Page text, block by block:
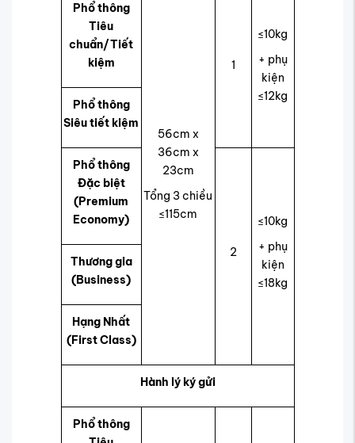
Phổ thông
Tiêu
chuẩn/Tiết
kiệm
56cm x
36cm x
23cm
Tổng 3 chiều
≤115cm
1
≤10kg
+ phụ
kiện
≤12kg
Phổ thông
Siêu tiết kiệm
Phổ thông
Đặc biệt
(Premium
Economy)
2
≤10kg
+ phụ
kiện
≤18kg
Thương gia
(Business)
Hạng Nhất
(First Class)
Hành lý ký gửi
Phổ thông